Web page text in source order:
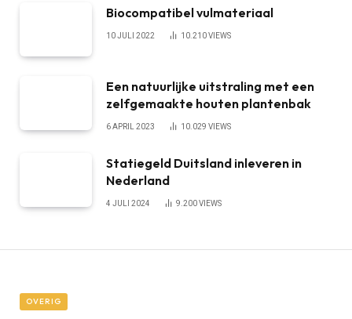
Biocompatibel vulmateriaal
10 JULI 2022 10.210VIEWS
Een natuurlijke uitstraling met een
zelfgemaakte houten plantenbak
6 APRIL 2023 10.029 VIEWS
Statiegeld Duitsland inleveren in
Nederland
4 JULI 2024 9.200VIEWS
OVERIG